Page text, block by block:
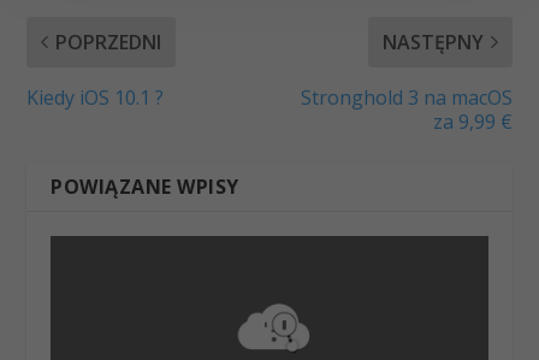
POPRZEDNI
Kiedy iOS 10.1 ?
NASTĘPNY
Stronghold 3 na macOS
za 9,99 €
POWIĄZANE WPISY